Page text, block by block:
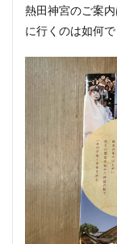
熱田神宮のご案
に行くのは如何で